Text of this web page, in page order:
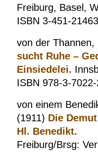
Freiburg, Basel,
ISBN 3-451-
von der Thannen,
sucht Ruhe –
Einsiedelei.
ISBN 978-3-
von einem
(1911) Die
Hl. Benedikt.
Freiburg/Brsg: